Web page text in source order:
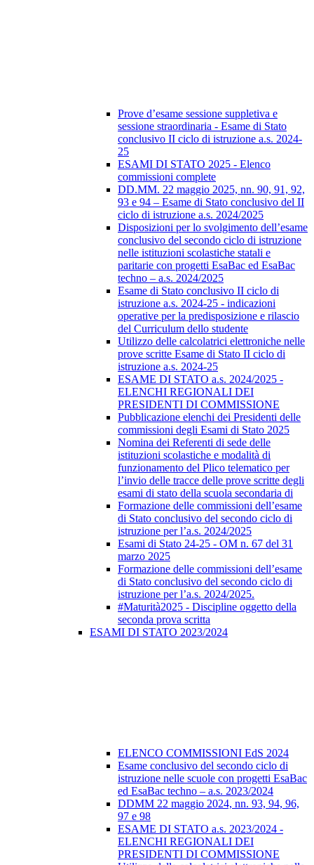
Prove d’esame sessione suppletiva e
sessione straordinaria - Esame di Stato
conclusivo II ciclo di istruzione a.s. 2024-
25
ESAMI DI STATO 2025 - Elenco
commissioni complete
DD.MM. 22 maggio 2025, nn. 90, 91, 92,
93 e 94 – Esame di Stato conclusivo del II
ciclo di istruzione a.s. 2024/2025
Disposizioni per lo svolgimento dell’esame
conclusivo del secondo ciclo di istruzione
nelle istituzioni scolastiche statali e
paritarie con progetti EsaBac ed EsaBac
techno – a.s. 2024/2025
Esame di Stato conclusivo II ciclo di
istruzione a.s. 2024-25 - indicazioni
operative per la predisposizione e rilascio
del Curriculum dello studente
Utilizzo delle calcolatrici elettroniche nelle
prove scritte Esame di Stato II ciclo di
istruzione a.s. 2024-25
ESAME DI STATO a.s. 2024/2025 -
ELENCHI REGIONALI DEI
PRESIDENTI DI COMMISSIONE
Pubblicazione elenchi dei Presidenti delle
commissioni degli Esami di Stato 2025
Nomina dei Referenti di sede delle
istituzioni scolastiche e modalità di
funzionamento del Plico telematico per
l’invio delle tracce delle prove scritte degli
esami di stato della scuola secondaria di
Formazione delle commissioni dell’esame
di Stato conclusivo del secondo ciclo di
istruzione per l’a.s. 2024/2025
Esami di Stato 24-25 - OM n. 67 del 31
marzo 2025
Formazione delle commissioni dell’esame
di Stato conclusivo del secondo ciclo di
istruzione per l’a.s. 2024/2025.
#Maturità2025 - Discipline oggetto della
seconda prova scritta
ESAMI DI STATO 2023/2024
ELENCO COMMISSIONI EdS 2024
Esame conclusivo del secondo ciclo di
istruzione nelle scuole con progetti EsaBac
ed EsaBac techno – a.s. 2023/2024
DDMM 22 maggio 2024, nn. 93, 94, 96,
97 e 98
ESAME DI STATO a.s. 2023/2024 -
ELENCHI REGIONALI DEI
PRESIDENTI DI COMMISSIONE